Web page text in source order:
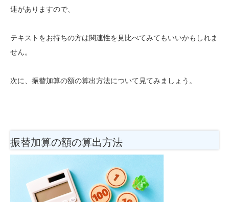
連がありますので、
テキストをお持ちの方は関連性を見比べてみてもいいかもしれま
せん。
次に、振替加算の額の算出方法について見てみましょう。
振替加算の額の算出方法